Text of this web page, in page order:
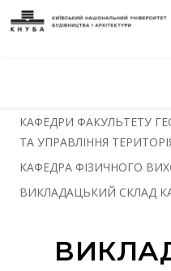
КАФЕДРИ ФАКУЛЬТЕТУ
ТА УПРАВЛІННЯ
КАФЕДРА ФІЗИЧНОГО
ВИКЛАДАЦЬКИЙ СКЛАД